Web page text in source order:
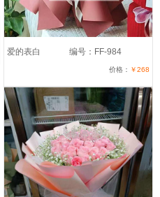
爱的表白 编号：FF-984
价格： ￥268